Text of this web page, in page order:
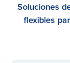
Soluciones
flexibles